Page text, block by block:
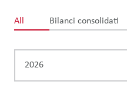
All Bilanci consolidati